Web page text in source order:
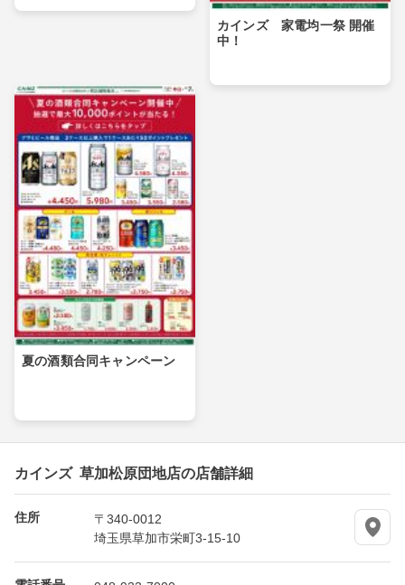
カインズ 家電均一祭 開催
中！
夏の酒類合同キャンペーン
カインズ 草加松原団地店の店舗詳細
住所
〒340-0012
埼玉県草加市栄町3-15-10